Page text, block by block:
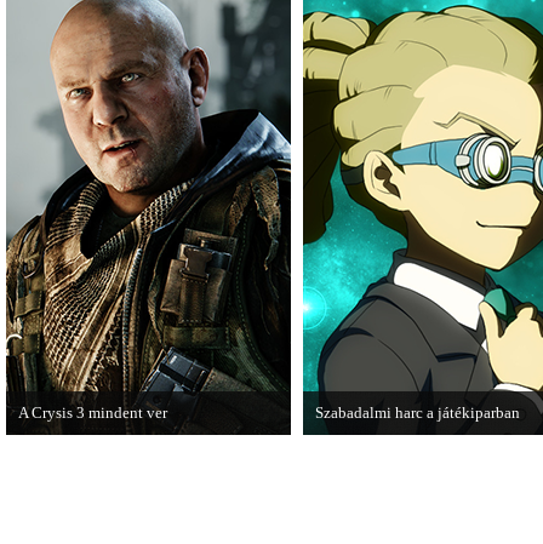
A Crysis 3 mindent ver Szabadalmi harc a játékiparban